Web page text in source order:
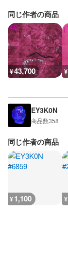
同じ作者の商品
¥43,700 ¥
EY3K0N
商品数358
同じ作者の商品
¥1,100 ¥